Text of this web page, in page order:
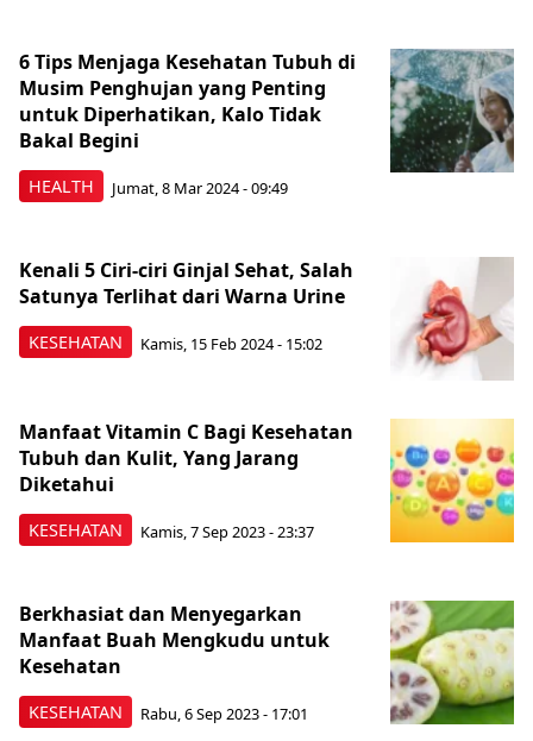
HEALTH
6 Tips Menjaga Kesehatan Tubuh di
Musim Penghujan yang Penting
untuk Diperhatikan, Kalo Tidak
Bakal Begini
Jumat, 8 Mar 2024 - 09:49
KESEHATAN
Kenali 5 Ciri-ciri Ginjal Sehat, Salah
Satunya Terlihat dari Warna Urine
Kamis, 15 Feb 2024 - 15:02
KESEHATAN
Manfaat Vitamin C Bagi Kesehatan
Tubuh dan Kulit, Yang Jarang
Diketahui
Kamis, 7 Sep 2023 - 23:37
KESEHATAN
Berkhasiat dan Menyegarkan
Manfaat Buah Mengkudu untuk
Kesehatan
Rabu, 6 Sep 2023 - 17:01